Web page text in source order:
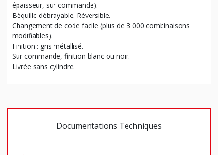
épaisseur, sur commande).
Béquille débrayable. Réversible.
Changement de code facile (plus de 3 000 combinaisons
modifiables).
Finition : gris métallisé.
Sur commande, finition blanc ou noir.
Livrée sans cylindre.
Documentations Techniques